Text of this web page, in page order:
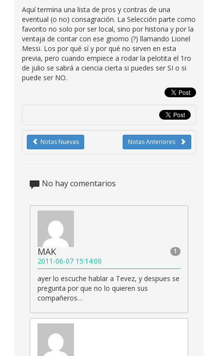
Aquí termina una lista de pros y contras de una
eventual (o no) consagración. La Selección parte como
favorito no solo por ser local, sino por historia y por la
ventaja de contar con ese gnomo (?) llamando Lionel
Messi. Los por qué sí y por qué no sirven en esta
previa, pero cuando empiece a rodar la pelotita el 1ro
de julio se sabrá a ciencia cierta si puedes ser SI o si
puede ser NO.
Notas Anteriores
Notas Nuevas
No hay comentarios
1
MAK
2011-06-07 15:14:00
ayer lo escuche hablar a Tevez, y despues se
pregunta por que no lo quieren sus
compañeros…